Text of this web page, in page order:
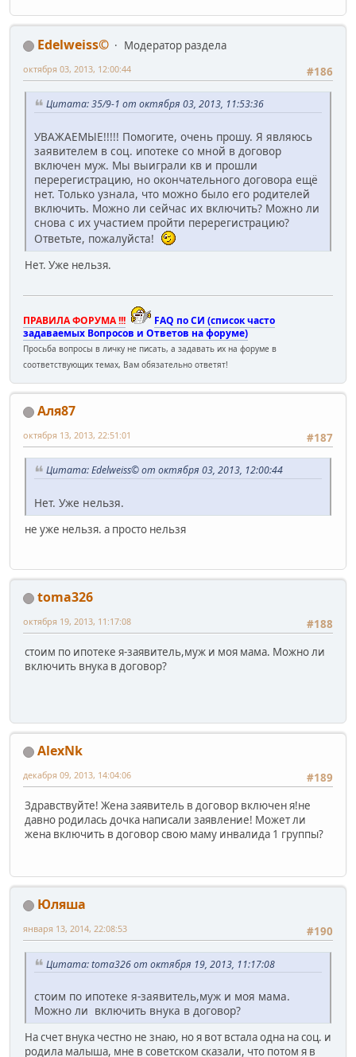
Edelweiss©
Модератор раздела
#186
октября 03, 2013, 12:00:44
Цитата: 35/9-1 от октября 03, 2013, 11:53:36
УВАЖАЕМЫЕ!!!!! Помогите, очень прошу. Я являюсь
заявителем в соц. ипотеке со мной в договор
включен муж. Мы выиграли кв и прошли
перерегистрацию, но окончательного договора ещё
нет. Только узнала, что можно было его родителей
включить. Можно ли сейчас их включить? Можно ли
снова с их участием пройти перерегистрацию?
Ответьте, пожалуйста!
Нет. Уже нельзя.
ПРАВИЛА ФОРУМА !!!
FAQ по СИ (список часто
задаваемых Вопросов и Ответов на форуме)
Просьба вопросы в личку не писать, а задавать их на форуме в
соответствующих темах, Вам обязательно ответят!
Аля87
#187
октября 13, 2013, 22:51:01
Цитата: Edelweiss© от октября 03, 2013, 12:00:44
Нет. Уже нельзя.
не уже нельзя. а просто нельзя
toma326
#188
октября 19, 2013, 11:17:08
стоим по ипотеке я-заявитель,муж и моя мама. Можно ли
включить внука в договор?
AlexNk
#189
декабря 09, 2013, 14:04:06
Здравствуйте! Жена заявитель в договор включен я!не
давно родилась дочка написали заявление! Может ли
жена включить в договор свою маму инвалида 1 группы?
Юляша
#190
января 13, 2014, 22:08:53
Цитата: toma326 от октября 19, 2013, 11:17:08
стоим по ипотеке я-заявитель,муж и моя мама.
Можно ли включить внука в договор?
На счет внука честно не знаю, но я вот встала одна на соц. и
родила малыша, мне в советском сказали, что потом я в